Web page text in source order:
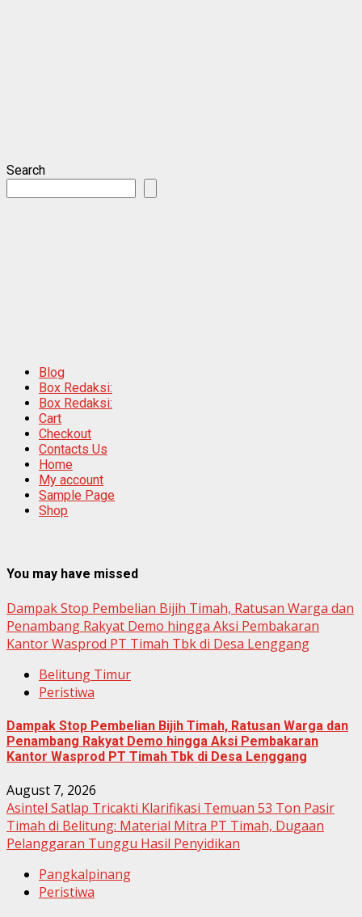
Search
Blog
Box Redaksi:
Box Redaksi:
Cart
Checkout
Contacts Us
Home
My account
Sample Page
Shop
You may have missed
Dampak Stop Pembelian Bijih Timah, Ratusan Warga dan
Penambang Rakyat Demo hingga Aksi Pembakaran
Kantor Wasprod PT Timah Tbk di Desa Lenggang
Belitung Timur
Peristiwa
Dampak Stop Pembelian Bijih Timah, Ratusan Warga dan
Penambang Rakyat Demo hingga Aksi Pembakaran
Kantor Wasprod PT Timah Tbk di Desa Lenggang
August 7, 2026
Asintel Satlap Tricakti Klarifikasi Temuan 53 Ton Pasir
Timah di Belitung: Material Mitra PT Timah, Dugaan
Pelanggaran Tunggu Hasil Penyidikan
Pangkalpinang
Peristiwa